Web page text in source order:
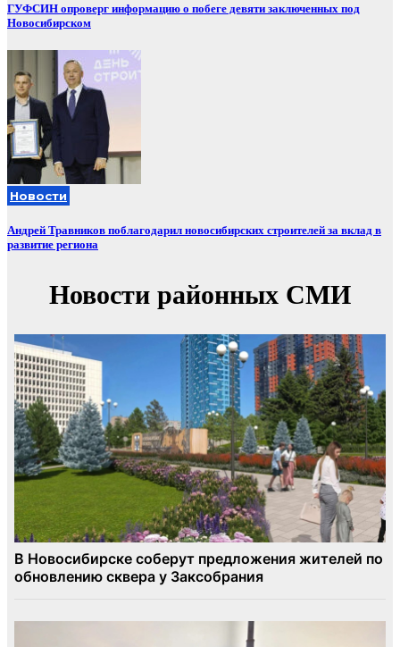
ГУФСИН опроверг информацию о побеге девяти заключенных под
Новосибирском
Новости
Андрей Травников поблагодарил новосибирских строителей за вклад в
развитие региона